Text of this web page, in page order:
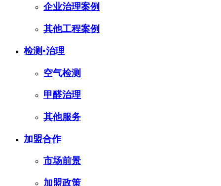
企业治理案例
其他工程案例
检测•治理
空气检测
甲醛治理
其他服务
加盟合作
市场前景
加盟政策